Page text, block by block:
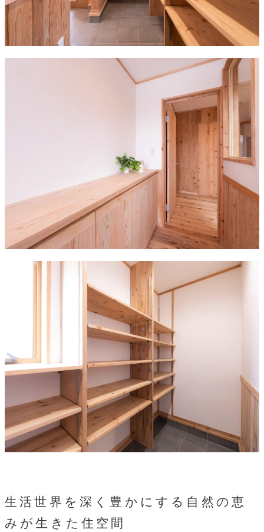
生活世界を深く豊かにする自然の恵
みが生きた住空間